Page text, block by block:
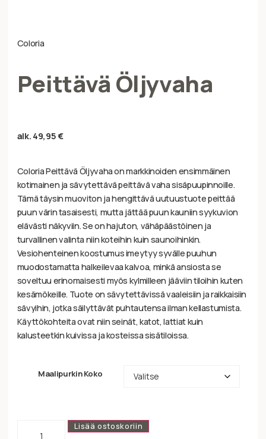
Coloria
Peittävä Öljyvaha
alk. 49,95€
Coloria Peittävä Öljyvaha on markkinoiden ensimmäinen
kotimainen ja sävytettävä peittävä vaha sisäpuupinnoille.
Tämä täysin muoviton ja hengittävä uutuustuote peittää
puun värin tasaisesti, mutta jättää puun kauniin syykuvion
elävästi näkyviin. Se on hajuton, vähäpäästöinen ja
turvallinen valinta niin koteihin kuin saunoihinkin.
Vesiohenteinen koostumus imeytyy syvälle puuhun
muodostamatta halkeilevaa kalvoa, minkä ansiosta se
soveltuu erinomaisesti myös kylmilleen jääviin tiloihin kuten
kesämökeille. Tuote on sävytettävissä vaaleisiin ja raikkaisiin
sävyihin, jotka säilyttävät puhtautensa ilman kellastumista.
Käyttökohteita ovat niin seinät, katot, lattiat kuin
kalusteetkin kuivissa ja kosteissa sisätiloissa.
Maalipurkin Koko
Lisää ostoskoriin